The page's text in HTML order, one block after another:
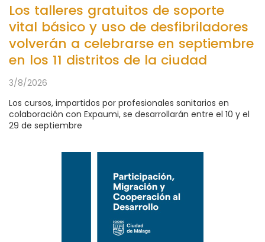
Los talleres gratuitos de soporte
vital básico y uso de desfibriladores
volverán a celebrarse en septiembre
en los 11 distritos de la ciudad
3/8/2026
Los cursos, impartidos por profesionales sanitarios en
colaboración con Expaumi, se desarrollarán entre el 10 y el
29 de septiembre